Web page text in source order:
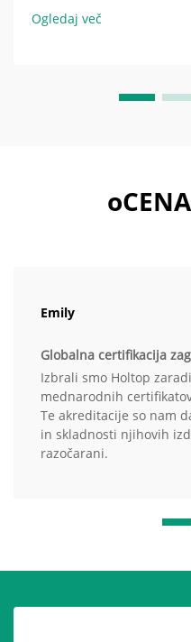
temeljito tisto, kar
toplega zraka po celotni
Ogledaj več
Emily
Globalna certifikacija
Izbrali smo Holtop
mednarodnih
Te akreditacije so nam
in skladnosti njihovih
razočarani.